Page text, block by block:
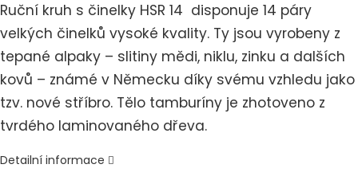
Ruční kruh s činelky HSR 14 disponuje 14 páry
velkých činelků vysoké kvality. Ty jsou vyrobeny z
tepané alpaky – slitiny mědi, niklu, zinku a dalších
kovů – známé v Německu díky svému vzhledu jako
tzv. nové stříbro. Tělo tamburíny je zhotoveno z
tvrdého laminovaného dřeva.
Detailní informace